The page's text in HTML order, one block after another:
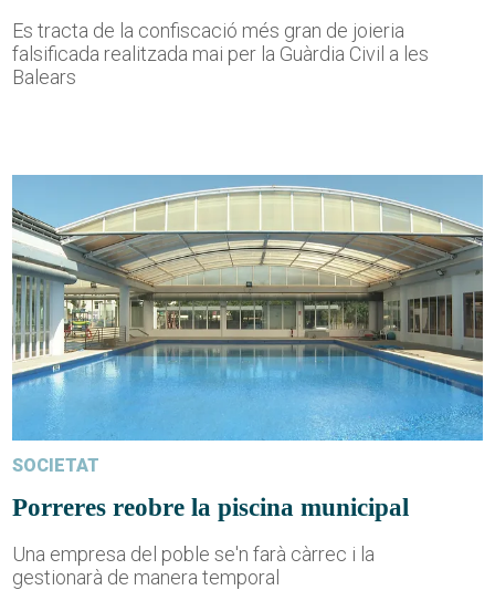
Es tracta de la confiscació més gran de joieria
falsificada realitzada mai per la Guàrdia Civil a les
Balears
SOCIETAT
Porreres reobre la piscina municipal
Una empresa del poble se'n farà càrrec i la
gestionarà de manera temporal